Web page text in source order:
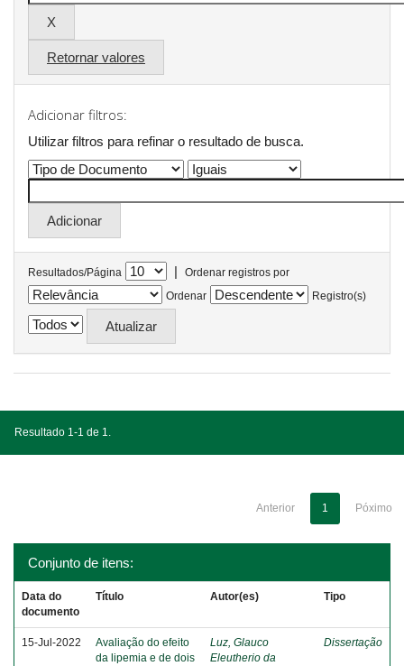
Retornar valores
Adicionar filtros:
Utilizar filtros para refinar o resultado de busca.
Resultados/Página |
Ordenar registros por
Ordenar
Registro(s)
Resultado 1-1 de 1.
Anterior 1 Póximo
Conjunto de itens:
Data do
documento
Título Autor(es) Tipo
15-Jul-2022
Avaliação do efeito
da lipemia e de dois
Luz, Glauco
Eleutherio da
Dissertação